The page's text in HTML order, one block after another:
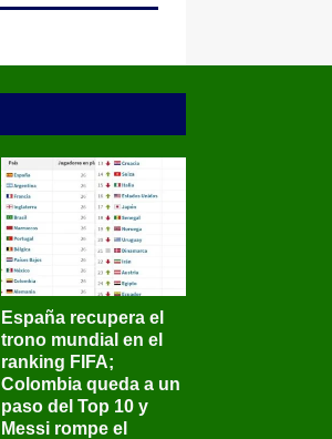
España recupera el
trono mundial en el
ranking FIFA;
Colombia queda a un
paso del Top 10 y
Messi rompe el